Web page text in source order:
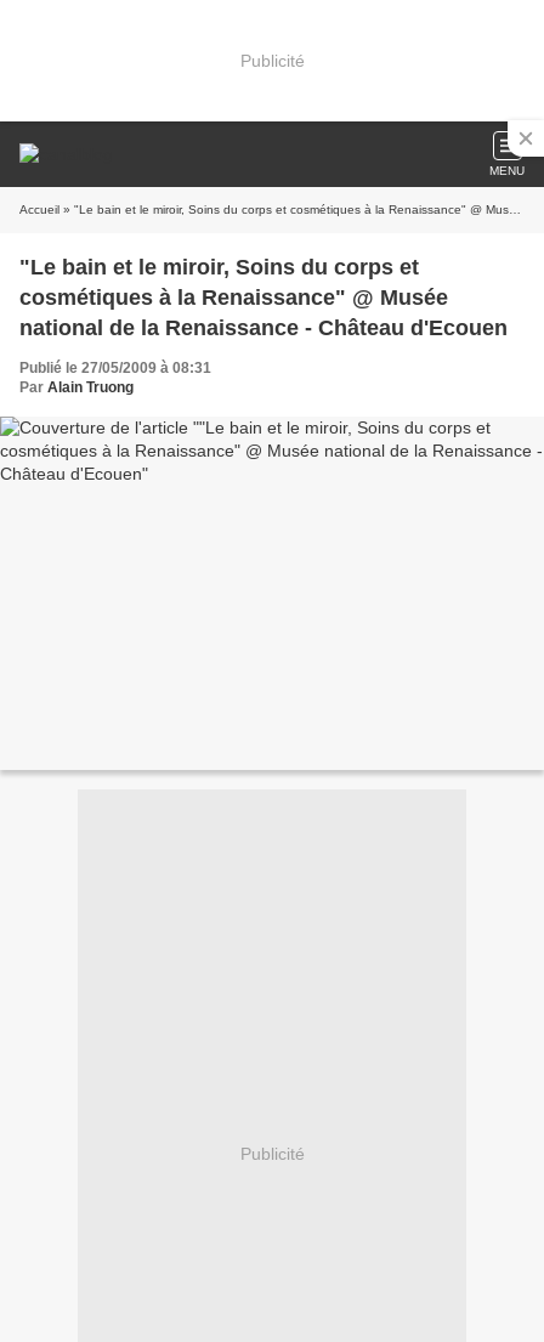
Publicité
MENU
Accueil » "Le bain et le miroir, Soins du corps et cosmétiques à la Renaissance" @ Musée national de la Renaissance - Château d'Ecouen
"Le bain et le miroir, Soins du corps et
cosmétiques à la Renaissance" @ Musée
national de la Renaissance - Château d'Ecouen
Publié le 27/05/2009 à 08:31
Par Alain Truong
Publicité